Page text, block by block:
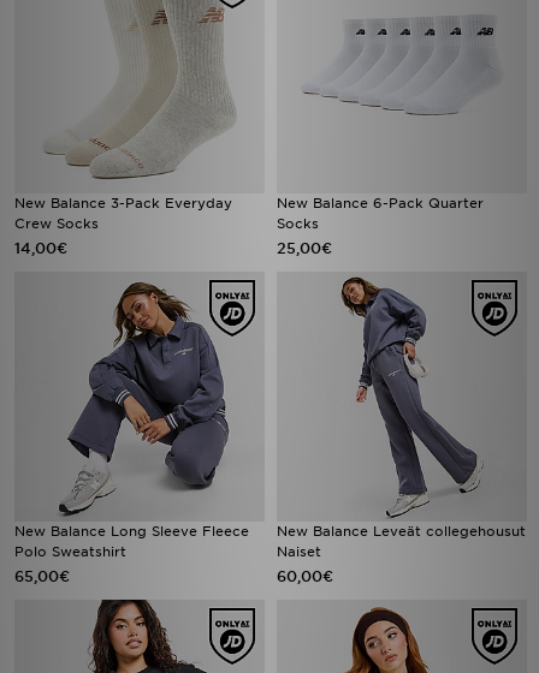
New Balance 3-Pack Everyday
Crew Socks
14,00€
New Balance 6-Pack Quarter
Socks
25,00€
New Balance Long Sleeve Fleece
Polo Sweatshirt
65,00€
New Balance Leveät collegehousut
Naiset
60,00€